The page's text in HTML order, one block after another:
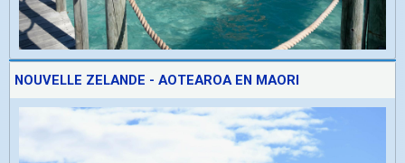
NOUVELLE ZELANDE - AOTEAROA EN MAORI